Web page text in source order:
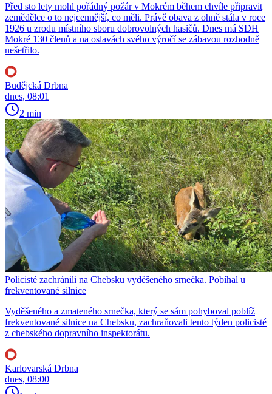
Před sto lety mohl pořádný požár v Mokrém během chvíle připravit
zemědělce o to nejcennější, co měli. Právě obava z ohně stála v roce
1926 u zrodu místního sboru dobrovolných hasičů. Dnes má SDH
Mokré 130 členů a na oslavách svého výročí se zábavou rozhodně
nešetřilo.
Budějcká Drbna
dnes, 08:01
2 min
Policisté zachránili na Chebsku vyděšeného srnečka. Pobíhal u
frekventované silnice
Vyděšeného a zmateného srnečka, který se sám pohyboval poblíž
frekventované silnice na Chebsku, zachraňovali tento týden policisté
z chebského dopravního inspektorátu.
Karlovarská Drbna
dnes, 08:00